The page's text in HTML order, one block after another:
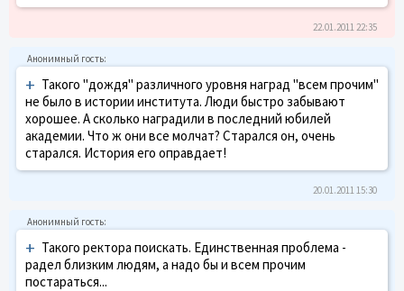
22.01.2011 22:35
+ Такого "дождя" различного уровня наград "всем прочим"
не было в истории института. Люди быстро забывают
хорошее. А сколько наградили в последний юбилей
академии. Что ж они все молчат? Старался он, очень
старался. История его оправдает!
20.01.2011 15:30
+ Такого ректора поискать. Единственная проблема -
радел близким людям, а надо бы и всем прочим
постараться...